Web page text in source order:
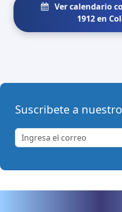
Ver calendario
1912 en
Suscribete a